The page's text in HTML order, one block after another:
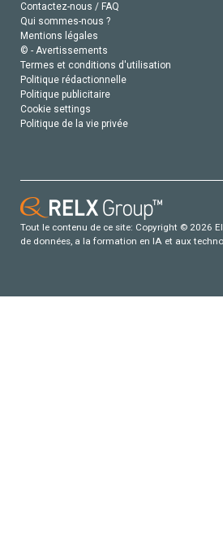
Contactez-nous / FAQ
Qui sommes-nous ?
Mentions légales
© - Avertissements
Termes et conditions d'utilisation
Politique rédactionnelle
Politique publicitaire
Cookie settings
Politique de la vie privée
Tout le contenu de ce site: Copyright © 2026
de données, a la formation en IA et aux